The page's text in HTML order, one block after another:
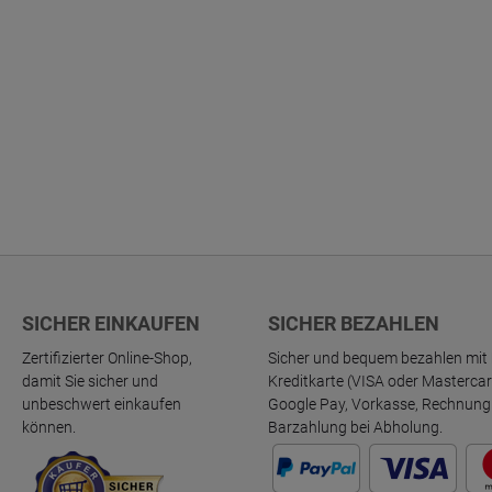
SICHER EINKAUFEN
Zertifizierter Online-Shop,
damit Sie sicher und
unbeschwert einkaufen
können.
SICHER BEZAHLEN
Sicher und bequem bezahlen mit
Kreditkarte (VISA oder
Google Pay, Vorkasse,
Barzahlung bei Abholung.